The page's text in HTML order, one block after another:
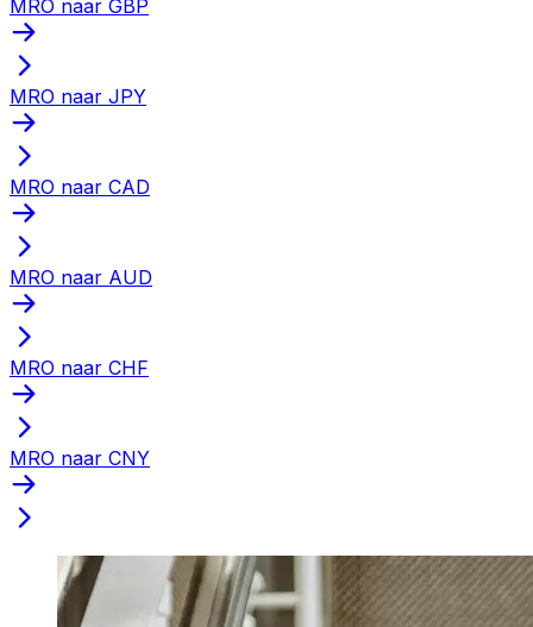
MRO naar GBP
MRO naar JPY
MRO naar CAD
MRO naar AUD
MRO naar CHF
MRO naar CNY